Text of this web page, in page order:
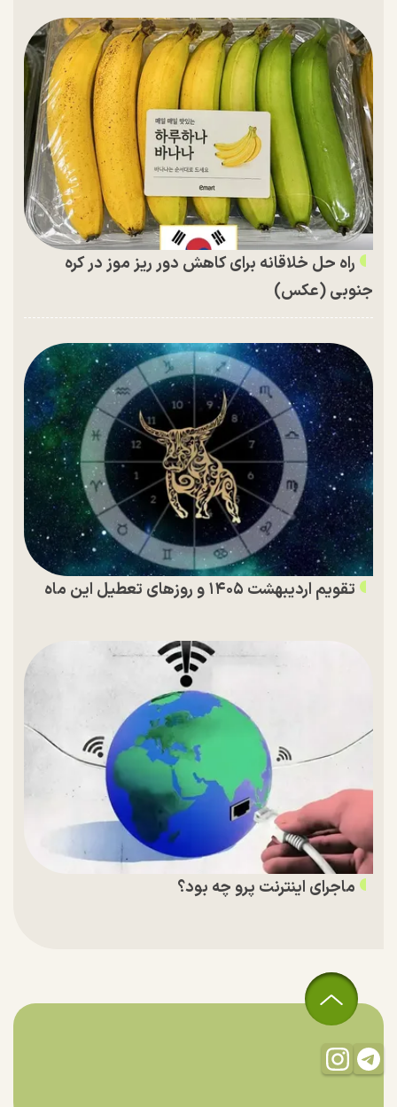
راه حل خلاقانه برای کاهش دور ریز موز در کره
جنوبی (عکس)
تقویم اردیبهشت ۱۴۰۵ و روز‌های تعطیل این ماه
ماجرای اینترنت پرو چه بود؟